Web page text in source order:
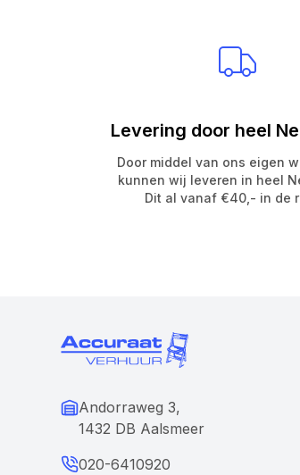
Levering door heel
Door middel van ons eigen
kunnen wij leveren in heel
Dit al vanaf €40,- in de
Andorraweg 3,
1432 DB Aalsmeer
020-6410920